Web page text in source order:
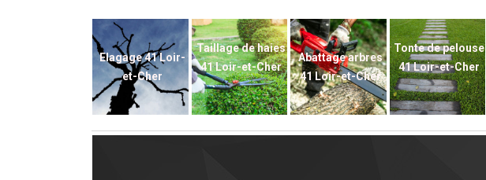
Elagage 41 Loir-
et-Cher
Taillage de haies
41 Loir-et-Cher
Abattage arbres
41 Loir-et-Cher
Tonte de pelouse
41 Loir-et-Cher